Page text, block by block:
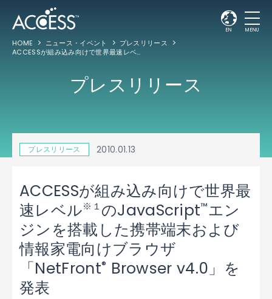
EN MENU
HOME ニュース・イベント
プレスリリース
ACCESSが組み込み向けで世界最速レベル
プレスリリース
プレスリリース 2010.01.13
ACCESSが組み込み向けで世界最
速レベル※１ のJavaScript™エン
ジンを搭載した携帯端末および
情報家電向けブラウザ
「NetFront® Browser v4.0」を
発表